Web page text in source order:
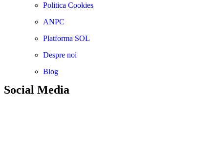
Politica Cookies
ANPC
Platforma SOL
Despre noi
Blog
Social Media